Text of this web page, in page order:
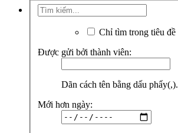
Chỉ tìm trong tiêu đề
Được gửi bởi thành viên:
Dãn cách tên bằng dấu phẩy(,).
Mới hơn ngày: